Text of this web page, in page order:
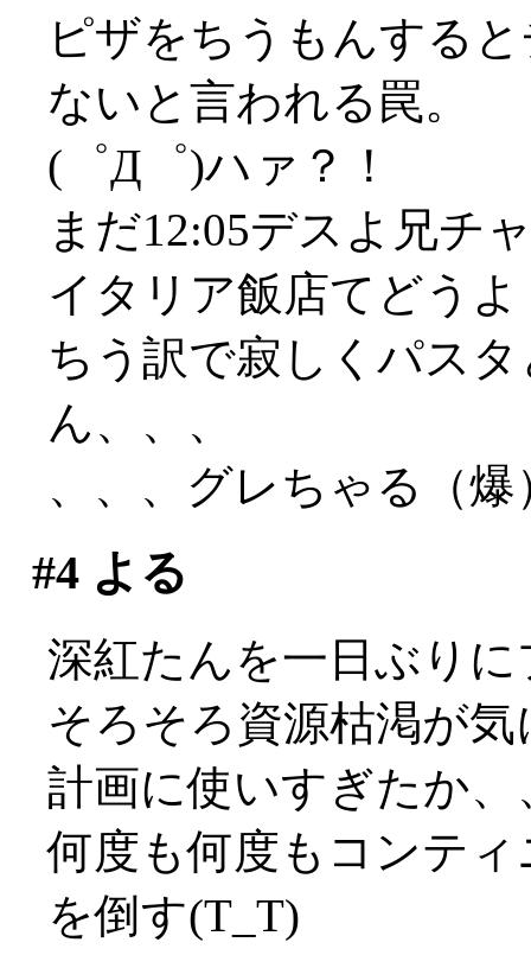
ピザをちうもんする
ないと言われる罠。
(゜Д゜)ハァ？！
まだ12:05デスよ兄チ
イタリア飯店てどうよ
ちう訳で寂しくパス
ん、、、
、、、グレちゃる（爆
#4よる
深紅たんを一日ぶりに
そろそろ資源枯渇が
計画に使いすぎたか、
何度も何度もコンテ
を倒す(T_T)